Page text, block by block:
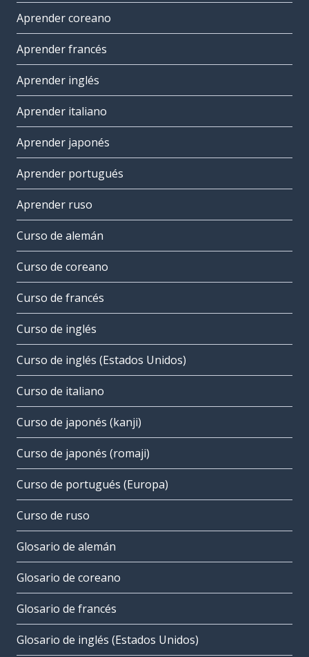
Aprender coreano
Aprender francés
Aprender inglés
Aprender italiano
Aprender japonés
Aprender portugués
Aprender ruso
Curso de alemán
Curso de coreano
Curso de francés
Curso de inglés
Curso de inglés (Estados Unidos)
Curso de italiano
Curso de japonés (kanji)
Curso de japonés (romaji)
Curso de portugués (Europa)
Curso de ruso
Glosario de alemán
Glosario de coreano
Glosario de francés
Glosario de inglés (Estados Unidos)